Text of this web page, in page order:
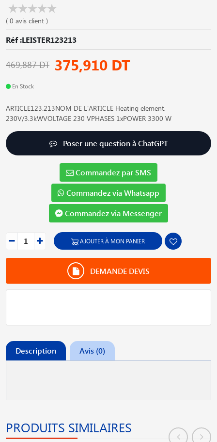
( 0 avis client )
Réf :LEISTER123213
469,887 DT 375,910 DT
En Stock
ARTICLE123.213NOM DE L′ARTICLE Heating element,
230V/3.3kWVOLTAGE 230 VPHASES 1xPOWER 3300 W
Poser une question à ChatGPT
Commandez par SMS
Commandez via Whatsapp
Commandez via Messenger
AJOUTER À MON PANIER
DEMANDE DEVIS
Description Avis (0)
PRODUITS SIMILAIRES